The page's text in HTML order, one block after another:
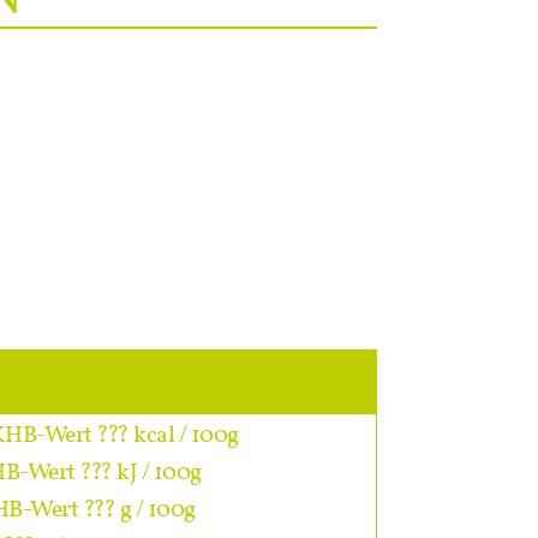
Wert ??? kcal / 100g
Wert ??? kJ / 100g
Wert ??? g / 100g